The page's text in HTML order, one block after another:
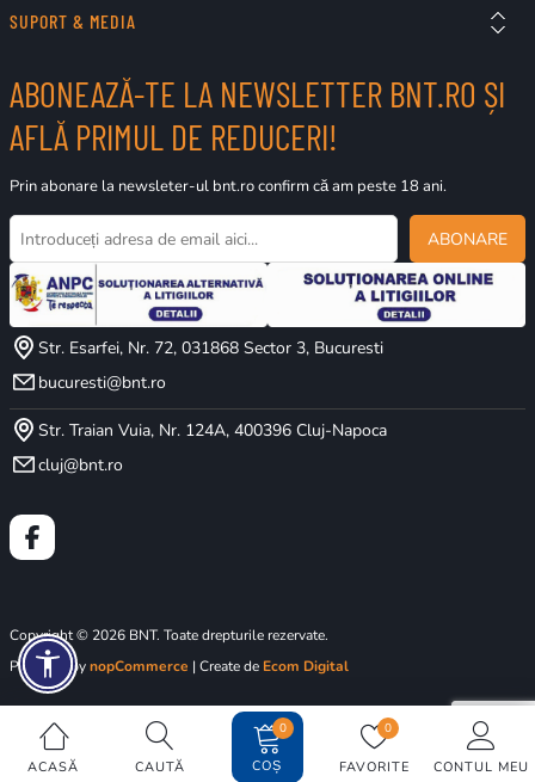
ACASĂ CAUTĂ CONTUL MEU
FAVORITE
0
COȘ
0
SUPORT & MEDIA
ABONEAZĂ-TE LA NEWSLETTER BNT.RO ȘI
AFLĂ PRIMUL DE REDUCERI!
Prin abonare la newsleter-ul bnt.ro confirm că am peste 18 ani.
ABONARE
Str. Esarfei, Nr. 72, 031868 Sector 3, Bucuresti
bucuresti@bnt.ro
Str. Traian Vuia, Nr. 124A, 400396 Cluj-Napoca
cluj@bnt.ro
Copyright © 2026 BNT. Toate drepturile rezervate.
Powered bynopCommerce | Create de Ecom Digital